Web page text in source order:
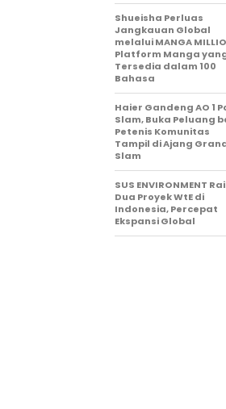
Shueisha Perluas
Jangkauan Global
melalui MANGA
Platform Manga
Tersedia dalam 100
Bahasa
Haier Gandeng AO 1
Slam, Buka Peluang
Petenis Komunitas
Tampil di Ajang
Slam
SUS ENVIRONMENT
Dua Proyek WtE di
Indonesia, Percepat
Ekspansi Global